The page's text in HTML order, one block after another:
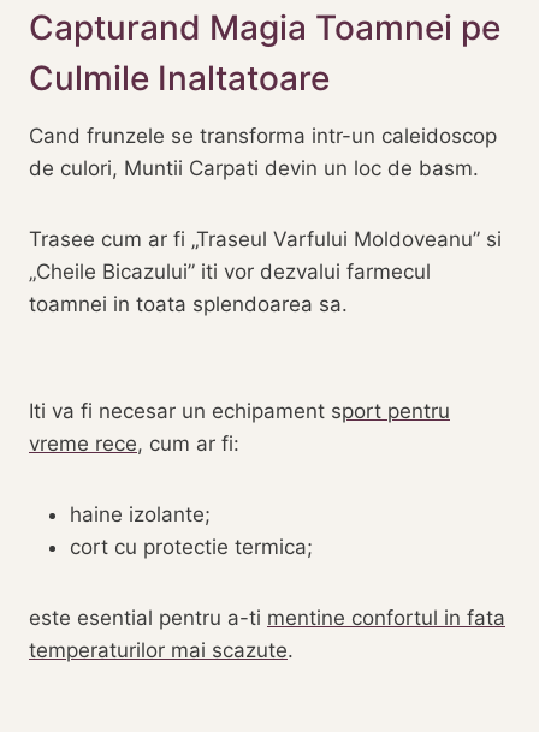
Capturand Magia Toamnei pe
Culmile Inaltatoare
Cand frunzele se transforma intr-un caleidoscop
de culori, Muntii Carpati devin un loc de basm.
Trasee cum ar fi „Traseul Varfului Moldoveanu” si
„Cheile Bicazului” iti vor dezvalui farmecul
toamnei in toata splendoarea sa.
Iti va fi necesar un echipament sport pentru
vreme rece, cum ar fi:
haine izolante;
cort cu protectie termica;
este esential pentru a-ti mentine confortul in fata
temperaturilor mai scazute.